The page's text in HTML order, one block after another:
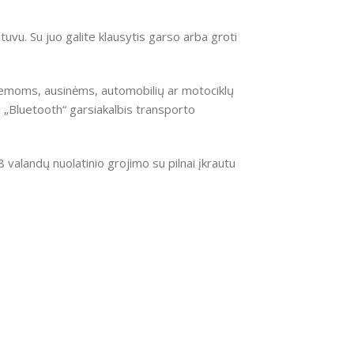
Su juo galite klausytis garso arba groti
ausinėms, automobilių ar motociklų
garsiakalbis transporto
nuolatinio grojimo su pilnai įkrautu